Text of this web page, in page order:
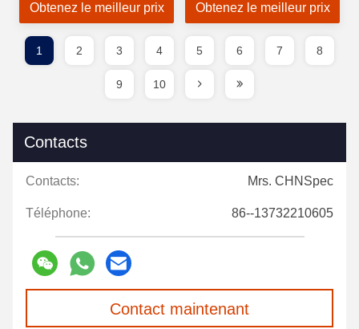
haute précision
Obtenez le meilleur prix
approuvé
Obtenez le meilleur prix
1 2 3 4 5 6 7 8
9 10
Contacts
Contacts: Mrs. CHNSpec
Téléphone: 86--13732210605
Contact maintenant